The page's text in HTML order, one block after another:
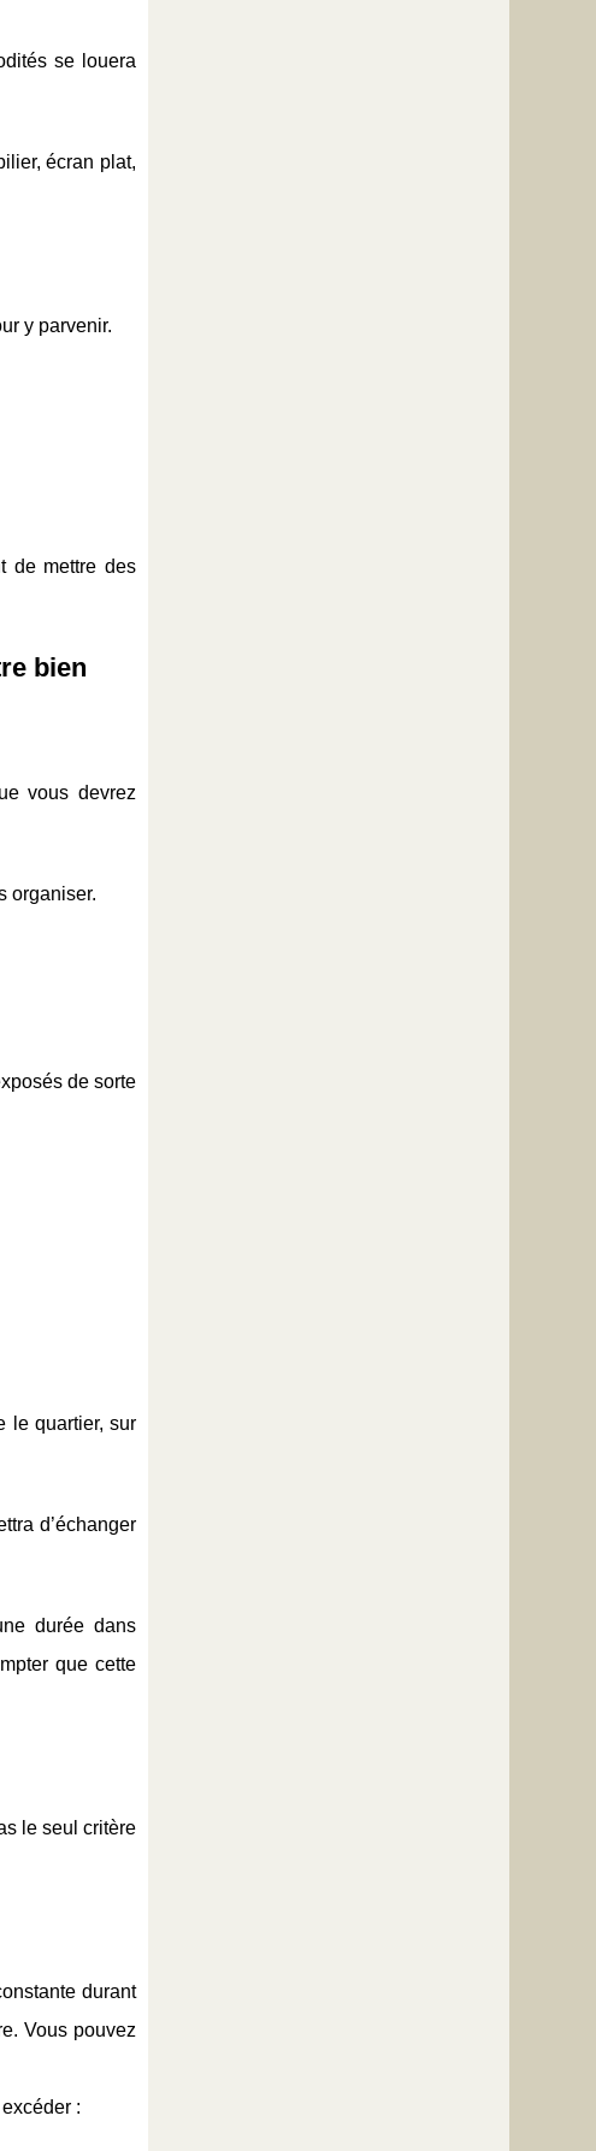
se louera
écran plat,
y parvenir.
de mettre des
bien
vous devrez
organiser.
de sorte
le quartier, sur
d’échanger
durée dans
que cette
le seul critère
durant
Vous pouvez
: